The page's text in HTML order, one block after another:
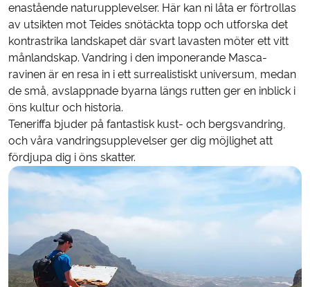
enastående naturupplevelser. Här kan ni låta er förtrollas
av utsikten mot Teides snötäckta topp och utforska det
kontrastrika landskapet där svart lavasten möter ett vitt
månlandskap. Vandring i den imponerande Masca-
ravinen är en resa in i ett surrealistiskt universum, medan
de små, avslappnade byarna längs rutten ger en inblick i
öns kultur och historia.
Teneriffa bjuder på fantastisk kust- och bergsvandring,
och våra vandringsupplevelser ger dig möjlighet att
fördjupa dig i öns skatter.